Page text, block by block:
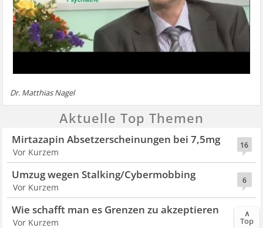
Dr. Matthias Nagel
Aktuelle Top Themen
16
Mirtazapin Absetzerscheinungen bei 7,5mg
Vor Kurzem
6
Umzug wegen Stalking/Cybermobbing
Vor Kurzem
10
Wie schafft man es Grenzen zu akzeptieren
Vor Kurzem
∧
Top